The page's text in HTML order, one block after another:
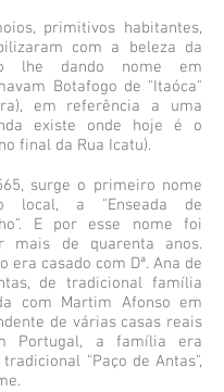
primitivos habitantes,
com a beleza da
lhe dando nome em
Botafogo de "Itaóca"
em referência a uma
existe onde hoje é o
final da Rua Icatu).
surge o primeiro nome
local, a "Enseada de
E por esse nome foi
mais de quarenta anos.
era casado com Dª. Ana de
de tradicional família
com Martim Afonso em
de várias casas reais
Portugal, a família era
"Paço de Antas",